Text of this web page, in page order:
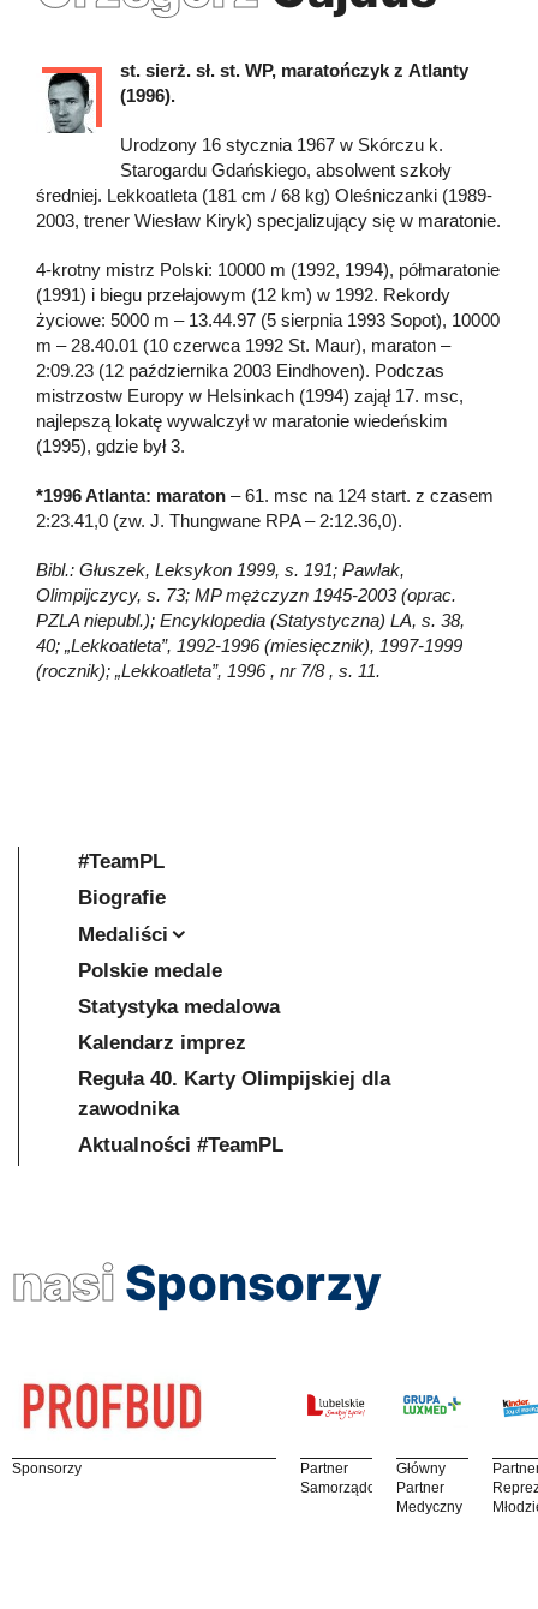
st. sierż. sł. st. WP, maratończyk z Atlanty
(1996).
Urodzony 16 stycznia 1967 w Skórczu k.
Starogardu Gdańskiego, absolwent szkoły
średniej. Lekkoatleta (181 cm / 68 kg) Oleśniczanki (1989-
2003, trener Wiesław Kiryk) specjalizujący się w maratonie.
4-krotny mistrz Polski: 10000 m (1992, 1994), półmaratonie
(1991) i biegu przełajowym (12 km) w 1992. Rekordy
życiowe: 5000 m – 13.44.97 (5 sierpnia 1993 Sopot), 10000
m – 28.40.01 (10 czerwca 1992 St. Maur), maraton –
2:09.23 (12 października 2003 Eindhoven). Podczas
mistrzostw Europy w Helsinkach (1994) zajął 17. msc,
najlepszą lokatę wywalczył w maratonie wiedeńskim
(1995), gdzie był 3.
*1996 Atlanta: maraton – 61. msc na 124 start. z czasem
2:23.41,0 (zw. J. Thungwane RPA – 2:12.36,0).
Bibl.: Głuszek, Leksykon 1999, s. 191; Pawlak,
Olimpijczycy, s. 73; MP mężczyzn 1945-2003 (oprac.
PZLA niepubl.); Encyklopedia (Statystyczna) LA, s. 38,
40; „Lekkoatleta”, 1992-1996 (miesięcznik), 1997-1999
(rocznik); „Lekkoatleta”, 1996 , nr 7/8 , s. 11.
#TeamPL
Biografie
Medaliści
Polskie medale
Statystyka medalowa
Kalendarz imprez
Reguła 40. Karty Olimpijskiej dla
zawodnika
Aktualności #TeamPL
nasi Sponsorzy
Sponsorzy
Partner
Samorządowy
Główny
Partner
Medyczny